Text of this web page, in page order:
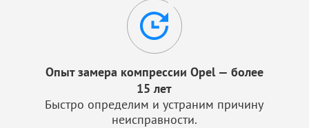
Опыт замера компрессии Opel — более
15 лет
Быстро определим и устраним причину
неисправности.